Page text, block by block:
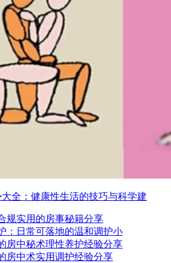
全：健康性生活的技巧与科学建
规实用的房事秘籍分享
：日常可落地的温和调护小
房中秘术理性养护经验分享
房中术实用调护经验分享